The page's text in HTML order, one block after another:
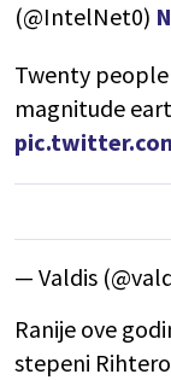
(@IntelNet0)
Twenty people
magnitude
— Valdis
Ranije ove
stepeni